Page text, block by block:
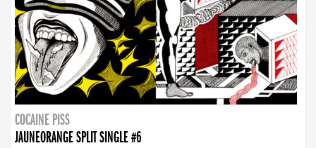
COCAINE PISS
JAUNEORANGE SPLIT SINGLE #6